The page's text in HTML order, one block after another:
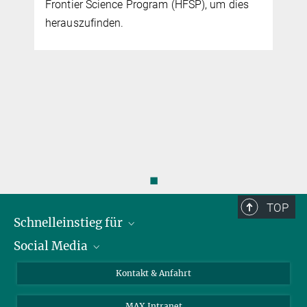
Frontier Science Program (HFSP), um dies
herauszufinden.
◼
TOP
Schnelleinstieg für
Journalist*innen
Social Media
Instagram
Kontakt & Anfahrt